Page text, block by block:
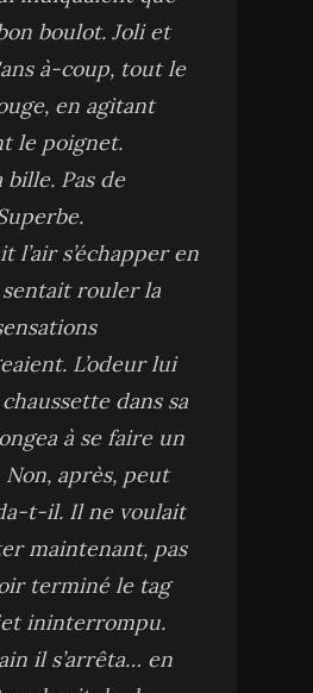
boulot. Joli et
à-coup, tout le
en agitant
le poignet.
bille. Pas de
l’air s’échapper en
rouler la
L’odeur lui
dans sa
à se faire un
après, peut
t-il. Il ne voulait
maintenant, pas
terminé le tag
ininterrompu.
il s’arrêta… en